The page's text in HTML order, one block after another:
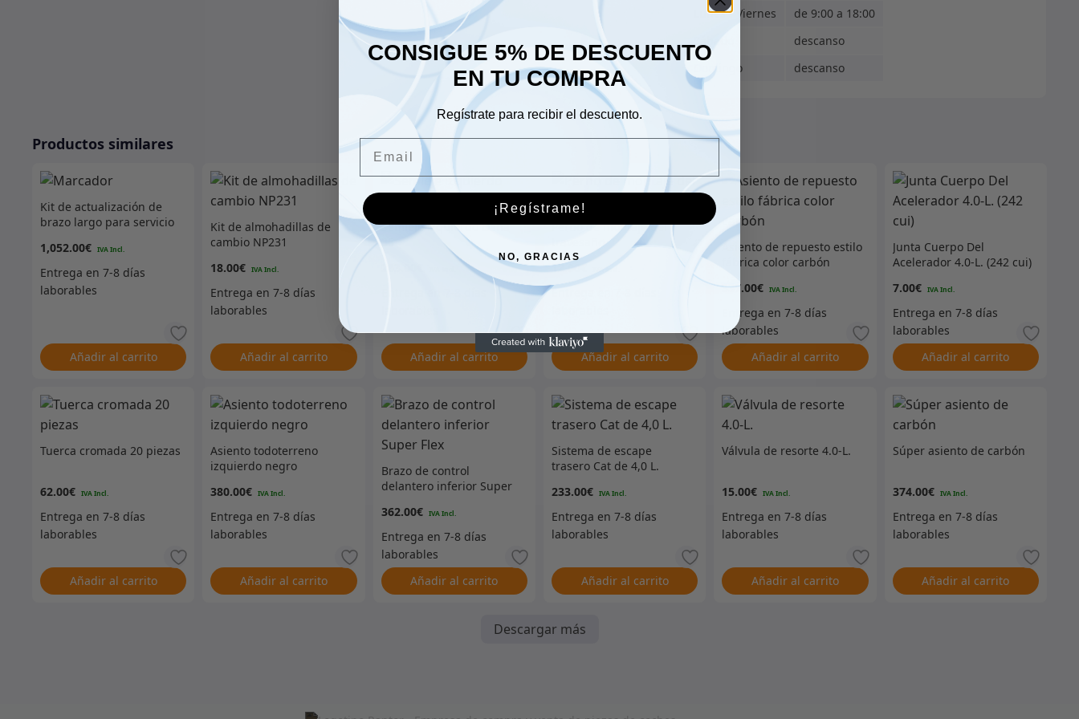
Lunes - Viernes
de 9:00 a 18:00
descanso
Domingo
descanso
Productos similares
Kit de actualización de
brazo largo para servicio
1,052.00€
Añadir al carrito
Kit de almohadillas de
cambio NP231
18.00€
Añadir al carrito
Semieje izquierdo Dana
35
Añadir al carrito
Perno de montaje del
travesaño
12.00€
Añadir al carrito
Asiento de repuesto estilo
fábrica color carbón
337.00€
Añadir al carrito
Junta Cuerpo Del
Acelerador 4.0-L. (242 cui)
7.00€
Añadir al carrito
Tuerca cromada 20 piezas
62.00€
Añadir al carrito
Asiento todoterreno
izquierdo negro
380.00€
Añadir al carrito
Brazo de control
delantero inferior Super
362.00€
Añadir al carrito
Sistema de escape
trasero Cat de 4,0 L.
233.00€
Añadir al carrito
Válvula de resorte 4.0-L.
15.00€
Añadir al carrito
Súper asiento de carbón
374.00€
Añadir al carrito
Descargar más
CONSIGUE 5% DE DESCUENTO
EN TU COMPRA
Regístrate para recibir el descuento.
¡Regístrame!
NO, GRACIAS